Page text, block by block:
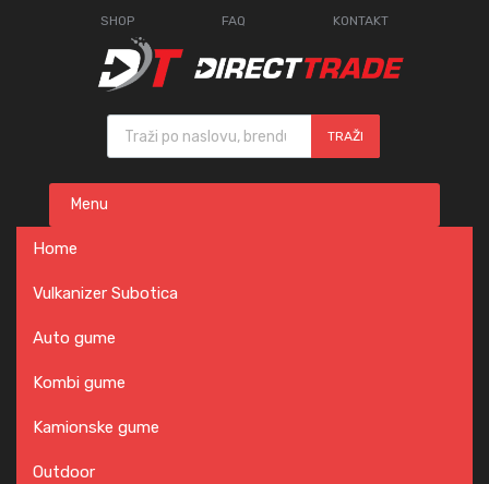
SHOP FAQ KONTAKT
Products search
TRAŽI
content
Menu
Home
Vulkanizer Subotica
Auto gume
Kombi gume
Kamionske gume
Outdoor